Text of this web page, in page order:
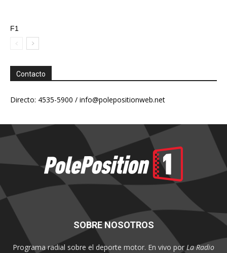
F1
Contacto
Directo: 4535-5900 / info@polepositionweb.net
SOBRE NOSOTROS
Programa radial sobre el deporte motor. En vivo por La Radio